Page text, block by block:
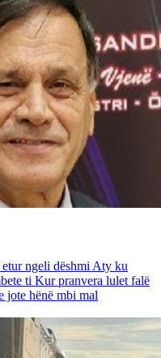
etur ngeli dëshmi Aty ku
ti Kur pranvera lulet falë
jote hënë mbi mal